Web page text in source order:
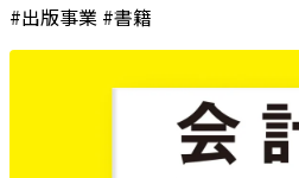
#出版事業 #書籍